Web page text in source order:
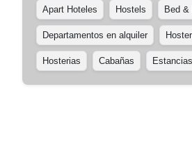
Apart Hoteles Hostels Bed
Departamentos en alquiler
Hosterias Cabañas Estancias